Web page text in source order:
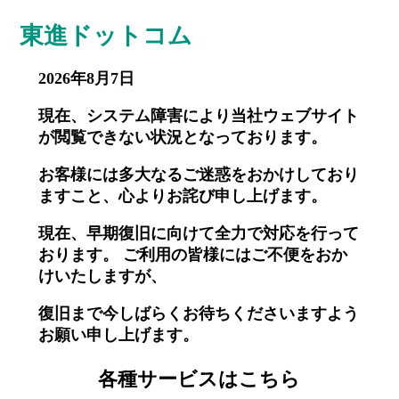
東進ドットコム
2026年8月7日
現在、システム障害により当社ウェブサイト
が閲覧できない状況となっております。
お客様には多大なるご迷惑をおかけしており
ますこと、心よりお詫び申し上げます。
現在、早期復旧に向けて全力で対応を行って
おります。 ご利用の皆様にはご不便をおか
けいたしますが、
復旧まで今しばらくお待ちくださいますよう
お願い申し上げます。
各種サービスはこちら